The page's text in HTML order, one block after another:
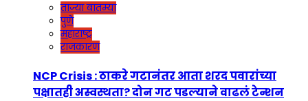
ताज्या बातम्या
पुणे
महाराष्ट्र
राजकारण
NCP Crisis : ठाकरे गटानंतर आता शरद पवारांच्या
पक्षातही अस्वस्थता? दोन गट पडल्याने वाढलं टेन्शन